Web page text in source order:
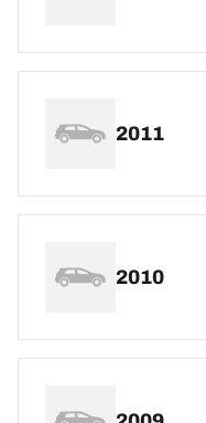
2011
2010